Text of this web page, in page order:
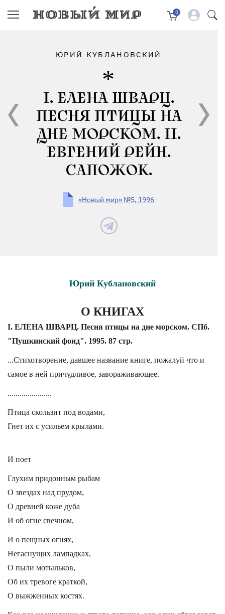
0
ЮРИЙ КУБЛАНОВСКИЙ
I. ЕЛЕНА ШВАРЦ.
ПЕСНЯ ПТИЦЫ НА
ДНЕ МОРСКОМ. II.
ЕВГЕНИЙ РЕЙН.
САПОЖОК.
«Новый мир» №5, 1996
Юрий Кублановский
О КНИГАХ
I. ЕЛЕНА ШВАРЦ. Песня птицы на дне морском. СПб.
"Пушкинский фонд". 1995. 87 стр.
...Стихотворение, давшее название книге, пожалуй что и
самое в ней причудливое, завораживающее.
......................
Птица скользит под водами,
Гнет их с усильем крылами.
И поет
Глухим придонным рыбам
О звездах над прудом,
О древней коже дуба
И об огне свечном,
И о пещных огнях,
Негаснущих лампадках,
О пыли мотыльков,
Об их тревоге краткой,
О выжженных костях.